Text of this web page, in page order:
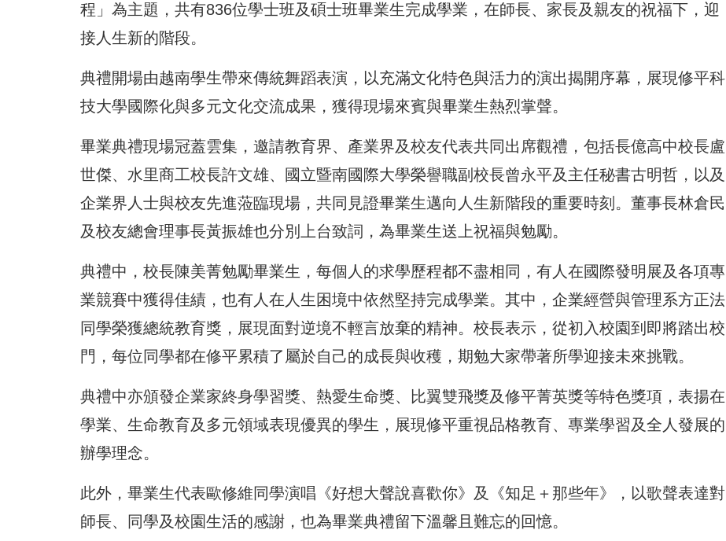
程」為主題，共有836位學士班及碩士班畢業生完成學業，在師長、家長及親友的祝福下，迎
接人生新的階段。
典禮開場由越南學生帶來傳統舞蹈表演，以充滿文化特色與活力的演出揭開序幕，展現修平科
技大學國際化與多元文化交流成果，獲得現場來賓與畢業生熱烈掌聲。
畢業典禮現場冠蓋雲集，邀請教育界、產業界及校友代表共同出席觀禮，包括長億高中校長盧
世傑、水里商工校長許文雄、國立暨南國際大學榮譽職副校長曾永平及主任秘書古明哲，以及
企業界人士與校友先進蒞臨現場，共同見證畢業生邁向人生新階段的重要時刻。董事長林倉民
及校友總會理事長黃振雄也分別上台致詞，為畢業生送上祝福與勉勵。
典禮中，校長陳美菁勉勵畢業生，每個人的求學歷程都不盡相同，有人在國際發明展及各項專
業競賽中獲得佳績，也有人在人生困境中依然堅持完成學業。其中，企業經營與管理系方正法
同學榮獲總統教育獎，展現面對逆境不輕言放棄的精神。校長表示，從初入校園到即將踏出校
門，每位同學都在修平累積了屬於自己的成長與收穫，期勉大家帶著所學迎接未來挑戰。
典禮中亦頒發企業家終身學習獎、熱愛生命獎、比翼雙飛獎及修平菁英獎等特色獎項，表揚在
學業、生命教育及多元領域表現優異的學生，展現修平重視品格教育、專業學習及全人發展的
辦學理念。
此外，畢業生代表歐修維同學演唱《好想大聲說喜歡你》及《知足＋那些年》，以歌聲表達對
師長、同學及校園生活的感謝，也為畢業典禮留下溫馨且難忘的回憶。